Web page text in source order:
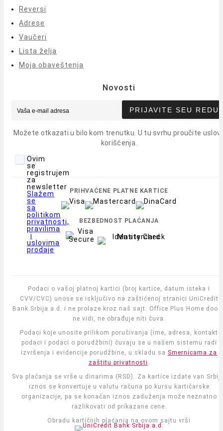
Reversi
Adrese
Vaučeri
Lista želja
Moja obaveštenja
Novosti
PRIJAVITE SEU REDU
Možete otkazati u bilo kom trenutku. U tu svrhu proučite
korišćenja.
Ovim
se
registrujem
za
newsletter
Slažem
se
sa
politikom
privatnosti,
pravilima
i
uslovima
prodaje
PRIHVAĆENE PLATNE KARTICE
BEZBEDNOST PLAĆANJA
Podaci o vašoj platnoj kartici (broj kartice, datum isteka i
CVV/CVC) unose se isključivo na zaštićenoj stranici UniCredit
Bank Srbija a.d. i ne prolaze kroz naš sajt. Office Plus Home doo
ne vidi, ne obrađuje niti čuva.
Podaci koje unosite prilikom poručivanja (ime, adresa, kontakt
podaci i podaci o porudžbini) čuvaju se u našem sistemu radi
izvršenja i evidencije porudžbine, u skladu sa Smernicama za
zaštitu privatnosti .
Sva plaćanja se vrše u dinarima (RSD). Za kartice izdate van
iznos se konvertuje u valutu računa po kursu kartičarske
organizacije, pa se konačan iznos zaduženja može neznatno
razlikovati od prikazane cene.
Obradu kartičnih plaćanja na ovom sajtu vrši